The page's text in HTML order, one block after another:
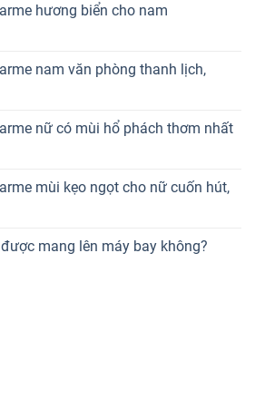
hương biển cho nam
nam văn phòng thanh lịch,
nữ có mùi hổ phách thơm nhất
mùi kẹo ngọt cho nữ cuốn hút,
mang lên máy bay không?